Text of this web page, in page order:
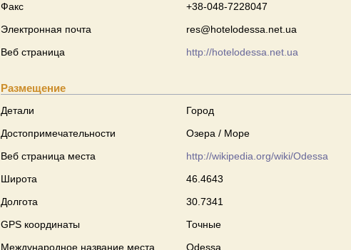
Факс
+38-048-7228047
Электронная почта
res@hotelodessa.net.ua
Веб страница
http://hotelodessa.net.ua
Размещение
Детали
Город
Достопримечательности
Озера / Море
Веб страница места
http://wikipedia.org/wiki/Odessa
Широта
46.4643
Долгота
30.7341
GPS координаты
Точные
Международное название места
Odessa